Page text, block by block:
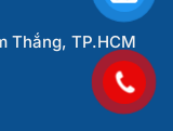
Thắng, TP.HCM